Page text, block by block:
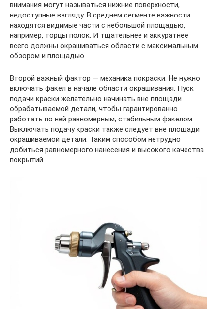
внимания могут называться нижние поверхности,
недоступные взгляду. В среднем сегменте важности
находятся видимые части с небольшой площадью,
например, торцы полок. И тщательнее и аккуратнее
всего должны окрашиваться области с максимальным
обзором и площадью.
Второй важный фактор — механика покраски. Не нужно
включать факел в начале области окрашивания. Пуск
подачи краски желательно начинать вне площади
обрабатываемой детали, чтобы гарантированно
работать по ней равномерным, стабильным факелом.
Выключать подачу краски также следует вне площади
окрашиваемой детали. Таким способом нетрудно
добиться равномерного нанесения и высокого качества
покрытий.